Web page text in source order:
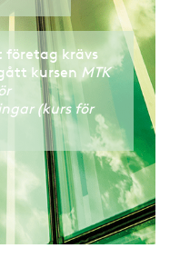
företag krävs
kursen MTK
(kurs för